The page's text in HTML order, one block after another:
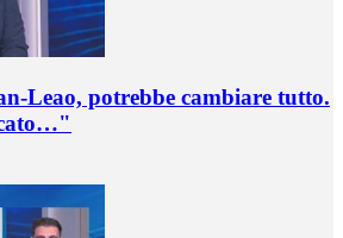
Leao, potrebbe cambiare tutto.